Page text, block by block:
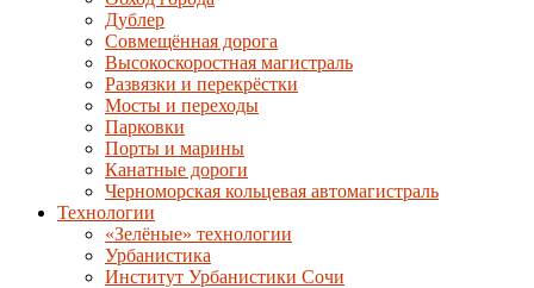
Дублер
Совмещённая дорога
Высокоскоростная магистраль
Развязки и перекрёстки
Мосты и переходы
Парковки
Порты и марины
Канатные дороги
Черноморская кольцевая автомагистраль
Технологии
«Зелёные» технологии
Урбанистика
Институт Урбанистики Сочи